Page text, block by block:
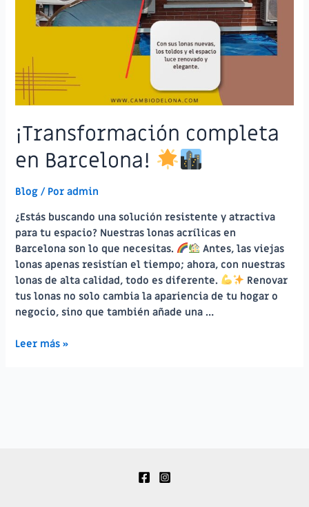
¡Transformación completa
en Barcelona!
Blog / Poradmin
¿Estás buscando una solución resistente y atractiva
para tu espacio? Nuestras lonas acrílicas en
Barcelona son lo que necesitas.
Antes, las viejas
lonas apenas resistían el tiempo; ahora, con nuestras
lonas de alta calidad, todo es diferente.
Renovar
tus lonas no solo cambia la apariencia de tu hogar o
negocio, sino que también añade una …
¡Transformación
Leer más »